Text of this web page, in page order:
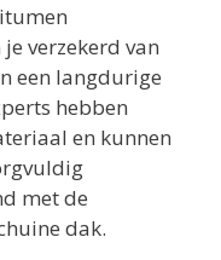
verzekerd van
een langdurige
hebben
en kunnen
met de
dak.